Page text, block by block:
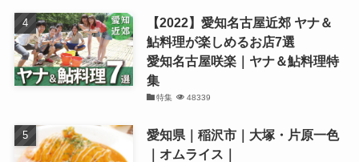
【2022】愛知名古屋近郊 ヤナ＆
鮎料理が楽しめるお店7選
愛知名古屋咲楽｜ヤナ＆鮎料理特
集
特集 48339
愛知県｜稲沢市｜大塚・片原一色
｜オムライス｜